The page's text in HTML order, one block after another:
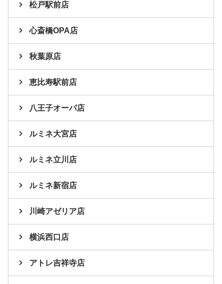
松戸駅前店
心斎橋OPA店
秋葉原店
恵比寿駅前店
八王子オーパ店
ルミネ大宮店
ルミネ立川店
ルミネ新宿店
川崎アゼリア店
横浜西口店
アトレ吉祥寺店